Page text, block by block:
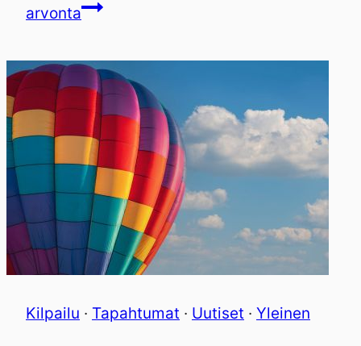
arvonta
Kilpailu · Tapahtumat · Uutiset · Yleinen